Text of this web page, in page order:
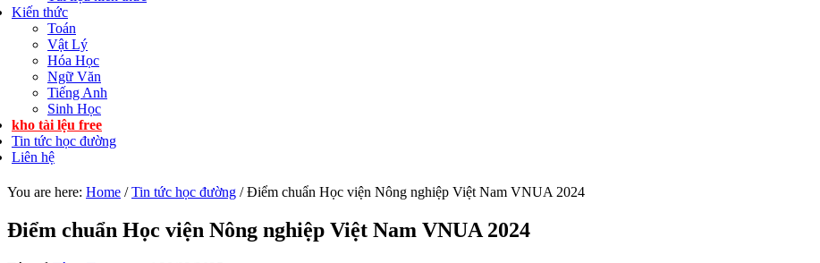
Kiến thức
Toán
Vật Lý
Hóa Học
Ngữ Văn
Tiếng Anh
Sinh Học
kho tài lệu free
Tin tức học đường
Liên hệ
You are here: Home / Tin tức học đường /Điểm chuẩn Học viện Nông nghiệp Việt Nam VNUA 2024
Điểm chuẩn Học viện Nông nghiệp Việt Nam VNUA 2024